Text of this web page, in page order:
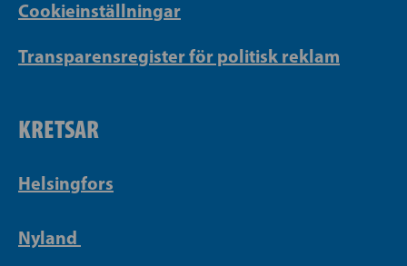
Cookieinställningar
Transparensregister för politisk reklam
KRETSAR
Helsingfors
Nyland